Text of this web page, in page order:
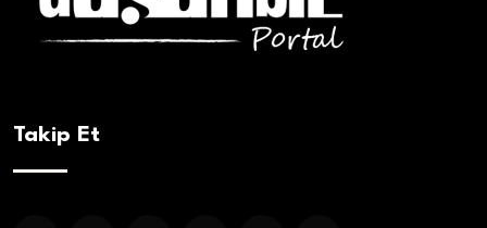
Takip Et